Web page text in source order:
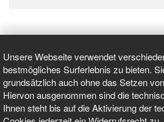
Unsere Webseite verwendet
bestmögliches Surferlebnis zu bieten.
grundsätzlich auch ohne das Setzen
Hiervon ausgenommen sind die
Ihnen steht bis auf die Aktivierung der
GEPRÜFT UND ZERTIFIZIERT